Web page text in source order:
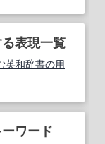
表現一覧
英和辞書の用
ワード